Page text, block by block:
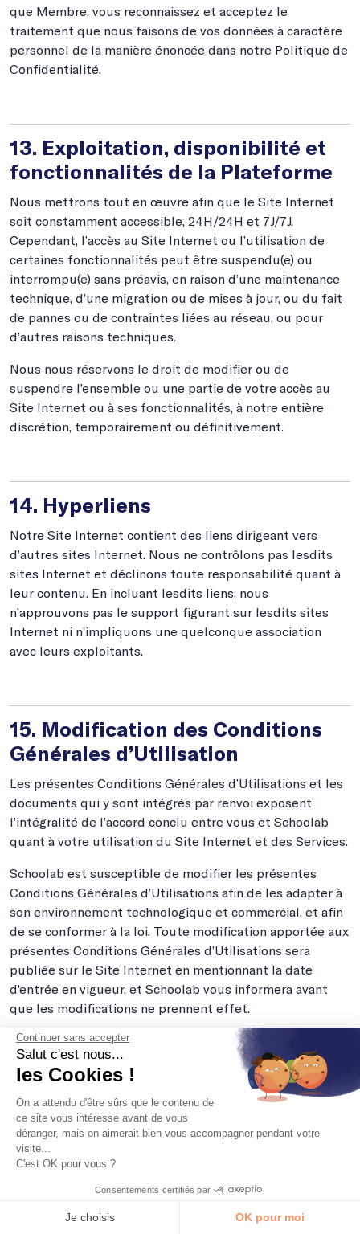
que Membre, vous reconnaissez et acceptez le
traitement que nous faisons de vos données à caractère
personnel de la manière énoncée dans notre Politique de
Confidentialité.
13. Exploitation, disponibilité et
fonctionnalités de la Plateforme
Nous mettrons tout en œuvre afin que le Site Internet
soit constamment accessible, 24H/24H et 7J/7J.
Cependant, l’accès au Site Internet ou l’utilisation de
certaines fonctionnalités peut être suspendu(e) ou
interrompu(e) sans préavis, en raison d’une maintenance
technique, d’une migration ou de mises à jour, ou du fait
de pannes ou de contraintes liées au réseau, ou pour
d’autres raisons techniques.
Nous nous réservons le droit de modifier ou de
suspendre l’ensemble ou une partie de votre accès au
Site Internet ou à ses fonctionnalités, à notre entière
discrétion, temporairement ou définitivement.
14. Hyperliens
Notre Site Internet contient des liens dirigeant vers
d’autres sites Internet. Nous ne contrôlons pas lesdits
sites Internet et déclinons toute responsabilité quant à
leur contenu. En incluant lesdits liens, nous
n’approuvons pas le support figurant sur lesdits sites
Internet ni n’impliquons une quelconque association
avec leurs exploitants.
15. Modification des Conditions
Générales d’Utilisation
Les présentes Conditions Générales d’Utilisations et les
documents qui y sont intégrés par renvoi exposent
l’intégralité de l’accord conclu entre vous et Schoolab
quant à votre utilisation du Site Internet et des Services.
Schoolab est susceptible de modifier les présentes
Conditions Générales d’Utilisations afin de les adapter à
son environnement technologique et commercial, et afin
de se conformer à la loi. Toute modification apportée aux
présentes Conditions Générales d’Utilisations sera
publiée sur le Site Internet en mentionnant la date
d’entrée en vigueur, et Schoolab vous informera avant
que les modifications ne prennent effet.
16. Droit applicable et règlement
des différends
Les présentes Conditions Générales d’Utilisations sont
régies par le droit français et interprétées conformément
de lois. Toute contestation relative à l’exécution ou à
l’interprétation des présentes conditions générales
Continuer sans accepter
Salut c'est nous...
les Cookies !
On a attendu d'être sûrs que le contenu de
ce site vous intéresse avant de vous
déranger, mais on aimerait bien vous accompagner pendant votre
visite...
C'est OK pour vous ?
Consentements certifiés par
Je choisis OK pour moi